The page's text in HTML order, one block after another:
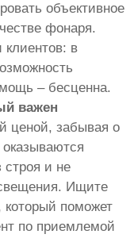
объективное
фонаря.
клиентов: в
– бесценна.
важен
ценой, забывая о
и не
Ищите
поможет
по приемлемой